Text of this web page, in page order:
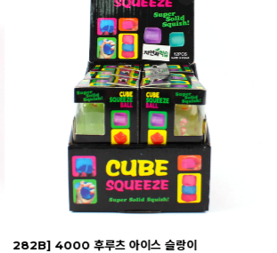
230B] 3500 팬시피아 아이스크림 줄줄이 블록 형